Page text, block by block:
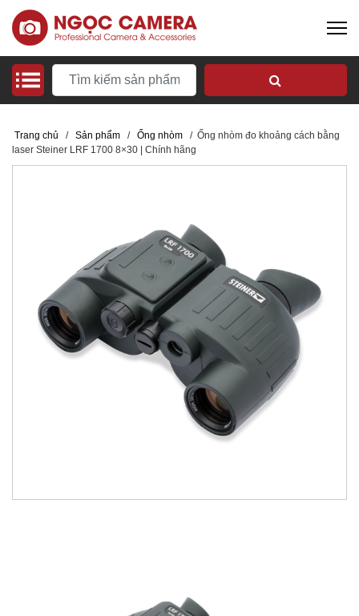
Trang chủ / Sản phẩm / Ống nhòm / Ống nhòm đo khoảng cách bằng
laser Steiner LRF 1700 8×30 | Chính hãng